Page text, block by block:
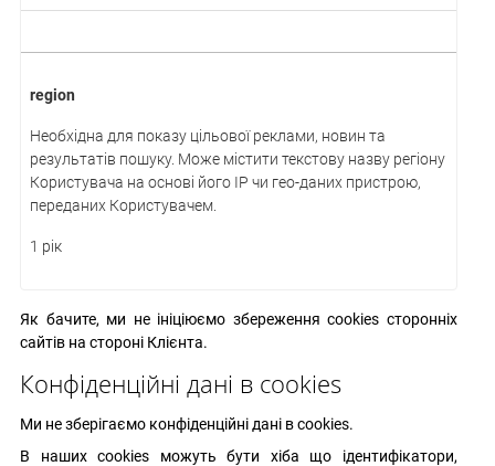
region
Необхідна для показу цільової реклами, новин та
результатів пошуку. Може містити текстову назву регіону
Користувача на основі його IP чи гео-даних пристрою,
переданих Користувачем.
1 рік
Як бачите, ми не ініціюємо збереження cookies сторонніх
сайтів на стороні Клієнта.
Конфіденційні дані в cookies
Ми не зберігаємо конфіденційні дані в cookies.
В наших cookies можуть бути хіба що ідентифікатори,